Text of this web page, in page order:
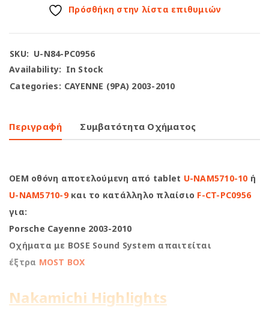
Πρόσθήκη στην λίστα επιθυμιών
SKU: U-N84-PC0956
Availability: In Stock
Categories: CAYENNE (9PA) 2003-2010
Περιγραφή Συμβατότητα Οχήματος
OEM οθόνη αποτελούμενη από tablet U-NAM5710-10 ή
U-NAM5710-9και το κατάλληλο πλαίσιο F-CT-PC0956
για:
Porsche Cayenne 2003-2010
Οχήματα με BOSE Sound System απαιτείται
έξτρα MOST BOX
Nakamichi Highlights